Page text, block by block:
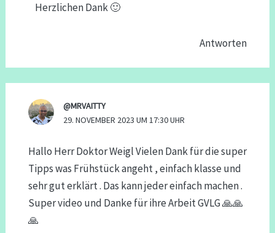
Herzlichen Dank 🙂
Antworten
@MRVAITTY
29. NOVEMBER 2023 UM 17:30 UHR
Hallo Herr Doktor Weigl Vielen Dank für die super
Tipps was Frühstück angeht , einfach klasse und
sehr gut erklärt . Das kann jeder einfach machen .
Super video und Danke für ihre Arbeit GVLG 🙏🙏
🙏